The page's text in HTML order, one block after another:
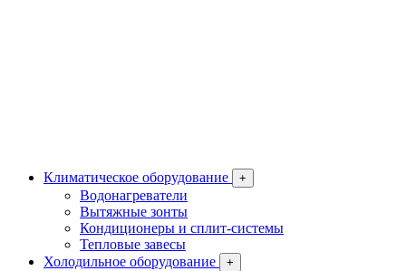
Климатическое оборудование +
Водонагреватели
Вытяжные зонты
Кондиционеры и сплит-системы
Тепловые завесы
Холодильное оборудование
+